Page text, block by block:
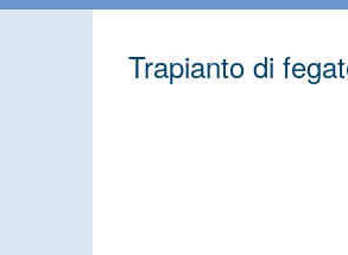
Trapianto di